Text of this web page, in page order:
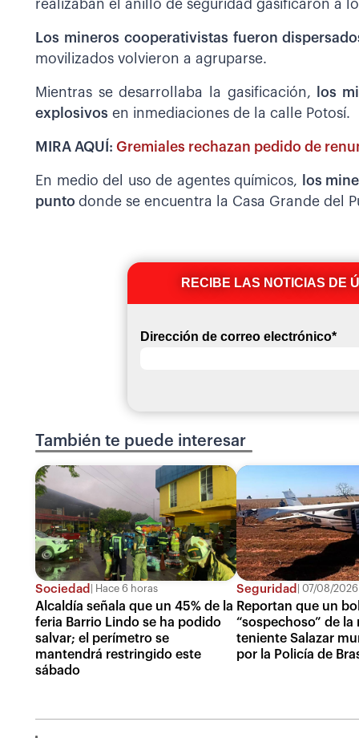
realizaban el anillo de seguridad gasificaron a
Los mineros cooperativistas fueron
movilizados volvieron a agruparse.
Mientras se desarrollaba la gasificación,
los
explosivos en inmediaciones de la calle Potosí.
MIRA AQUÍ: Gremiales rechazan pedido de
En medio del uso de agentes químicos,
los
punto donde se encuentra la Casa Grande del
RECIBE LAS NOTICIAS DE
Dirección de correo electrónico*
También te puede interesar
Sociedad Hace 6 horas
Alcaldía señala que un 45% de la
feria Barrio Lindo se ha podido
salvar; el perímetro se
mantendrá restringido este
sábado
Seguridad 07/08/
Reportan que un
“sospechoso” de la
teniente Salazar
por la Policía de